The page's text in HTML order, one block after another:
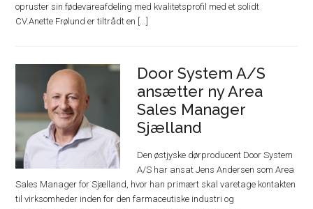
opruster sin fødevareafdeling med kvalitetsprofil med et solidt
CV.Anette Frølund er tiltrådt en [...]
Door System A/S
ansætter ny Area
Sales Manager
Sjælland
Den østjyske dørproducent Door System
A/S har ansat Jens Andersen som Area
Sales Manager for Sjælland, hvor han primært skal varetage kontakten
til virksomheder inden for den farmaceutiske industri og